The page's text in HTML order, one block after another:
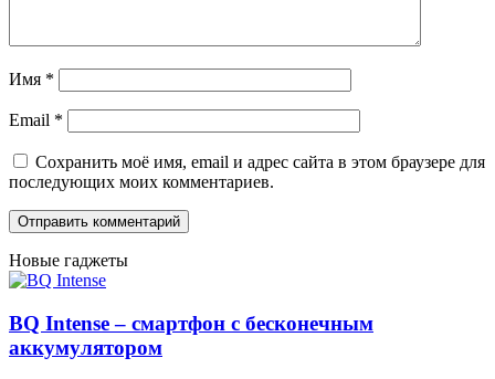
Имя *
Email *
Сохранить моё имя, email и адрес сайта в этом браузере для
последующих моих комментариев.
Новые гаджеты
BQ Intense – смартфон с бесконечным
аккумулятором